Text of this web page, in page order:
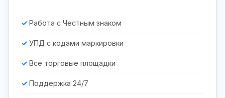
Работа с Честным знаком
УПД с кодами маркировки
Все торговые площадки
Поддержка 24/7